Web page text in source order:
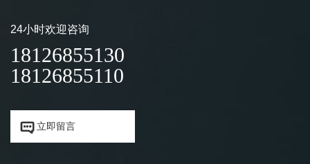
24小时欢迎咨询
18126855130
18126855110
 立即留言